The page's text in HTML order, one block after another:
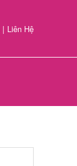
| Liên Hệ